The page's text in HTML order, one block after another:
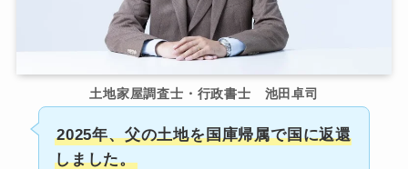
土地家屋調査士・行政書士 池田卓司
2025年、父の土地を国庫帰属で国に返還
しました。